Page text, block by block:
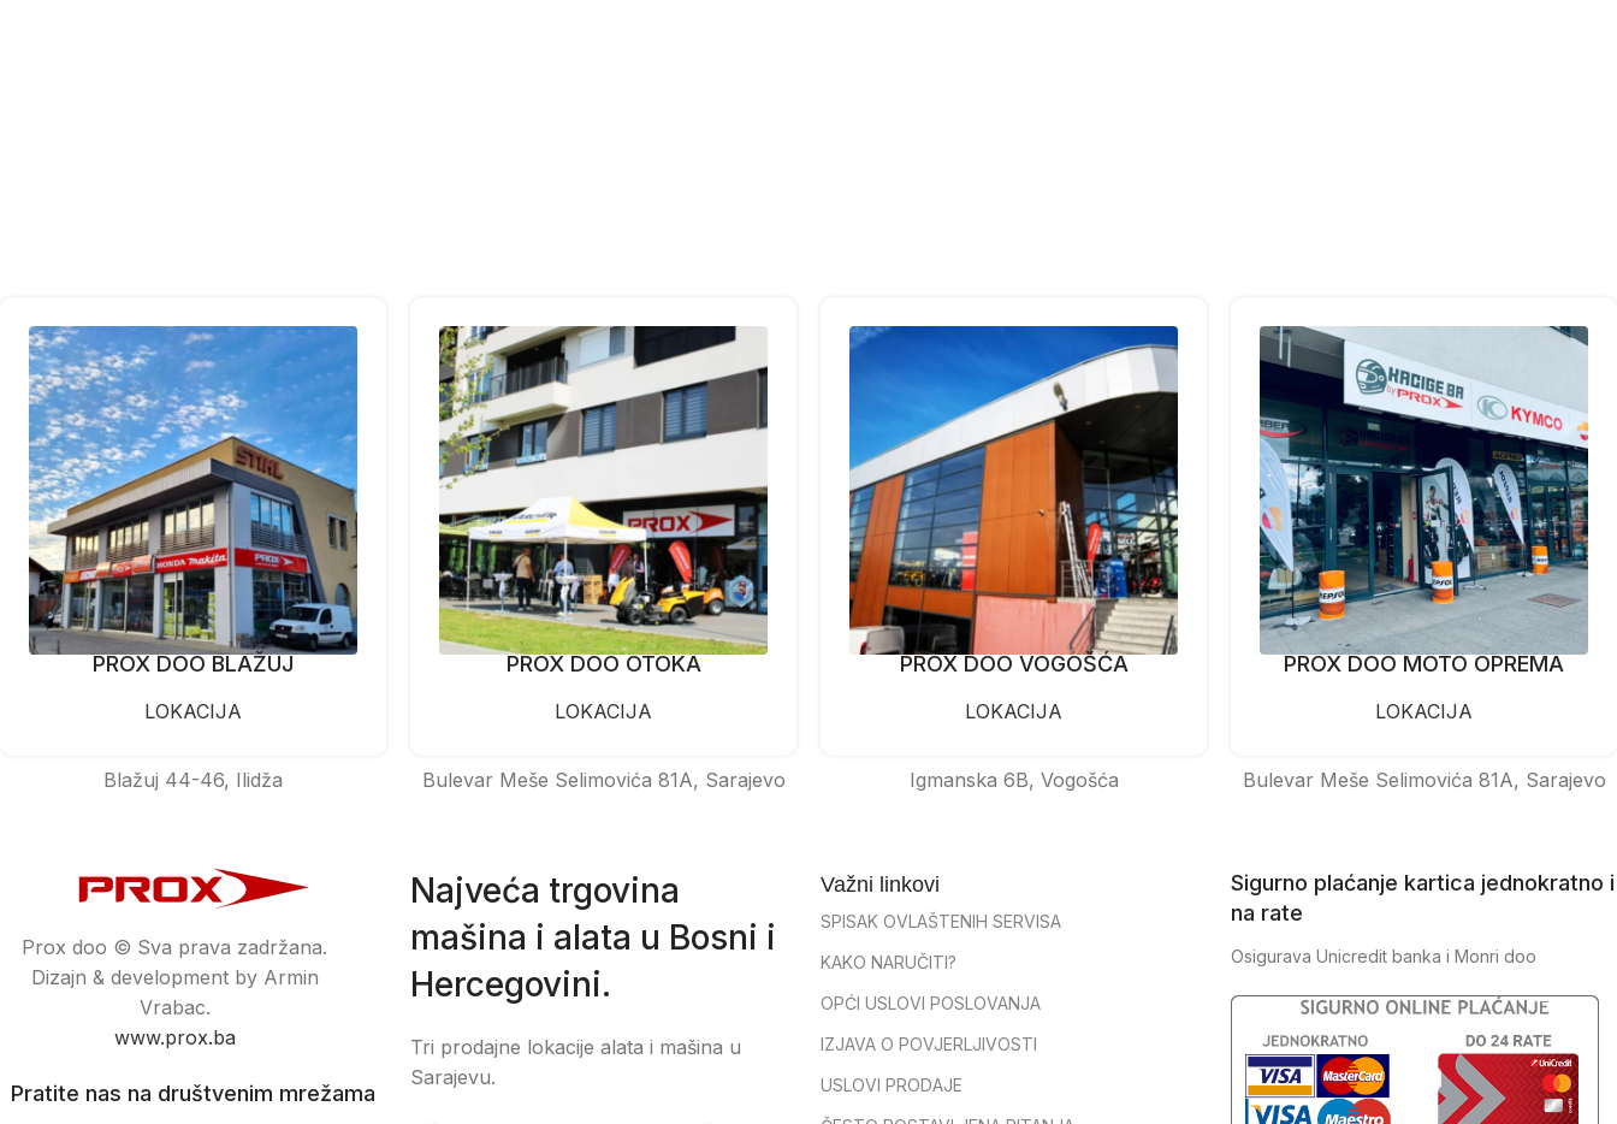
PROX DOO BLAŽUJ
LOKACIJA
Blažuj 44-46, Ilidža
PROX DOO OTOKA
LOKACIJA
Bulevar Meše Selimovića 81A, Sarajevo
PROX DOO VOGOŠĆA
LOKACIJA
Igmanska 6B, Vogošća
PROX DOO MOTO OPREMA
LOKACIJA
Bulevar Meše Selimovića 81A, Sarajevo
Prox doo © Sva prava zadržana.
Dizajn & development by Armin
Vrabac.
www.prox.ba
Pratite nas na društvenim mrežama
Najveća trgovina
mašina i alata u Bosni i
Hercegovini.
Tri prodajne lokacije alata i mašina u
Sarajevu.
Važni linkovi
SPISAK OVLAŠTENIH SERVISA
KAKO NARUČITI?
OPĆI USLOVI POSLOVANJA
IZJAVA O POVJERLJIVOSTI
USLOVI PRODAJE
Sigurno plaćanje kartica jednokratno i
na rate
Osigurava Unicredit banka i Monri doo